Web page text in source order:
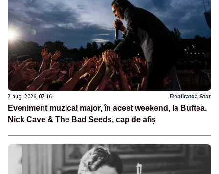
7 aug. 2026, 07:16 Realitatea Star
Eveniment muzical major, în acest weekend, la Buftea.
Nick Cave & The Bad Seeds, cap de afiș